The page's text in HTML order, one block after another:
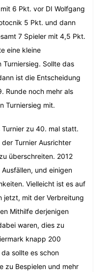
6 Pkt. vor DI Wolfgang
5 Pkt. und dann
7 Spieler mit 4,5 Pkt.
eine kleine
Turniersieg. Sollte das
ist die Entscheidung
Runde noch mehr als
Turniersieg mit.
zu 40. mal statt.
Turnier Ausrichter
überschreiten. 2012
und einigen
Vielleicht ist es auf
jetzt, mit der Verbreitung
Mithilfe derjenigen
waren, dies zu
knapp 200
sollte es schon
zu Bespielen und mehr